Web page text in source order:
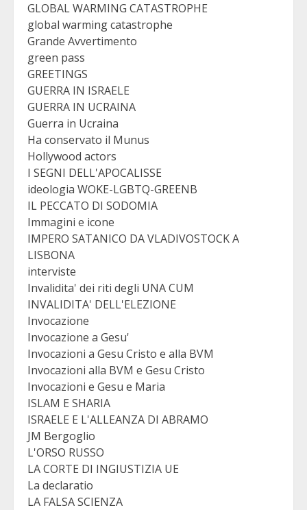
GLOBAL WARMING CATASTROPHE
global warming catastrophe
Grande Avvertimento
green pass
GREETINGS
GUERRA IN ISRAELE
GUERRA IN UCRAINA
Guerra in Ucraina
Ha conservato il Munus
Hollywood actors
I SEGNI DELL'APOCALISSE
ideologia WOKE-LGBTQ-GREENB
IL PECCATO DI SODOMIA
Immagini e icone
IMPERO SATANICO DA VLADIVOSTOCK A
LISBONA
interviste
Invalidita' dei riti degli UNA CUM
INVALIDITA' DELL'ELEZIONE
Invocazione
Invocazione a Gesu'
Invocazioni a Gesu Cristo e alla BVM
Invocazioni alla BVM e Gesu Cristo
Invocazioni e Gesu e Maria
ISLAM E SHARIA
ISRAELE E L'ALLEANZA DI ABRAMO
JM Bergoglio
L'ORSO RUSSO
LA CORTE DI INGIUSTIZIA UE
La declaratio
LA FALSA SCIENZA